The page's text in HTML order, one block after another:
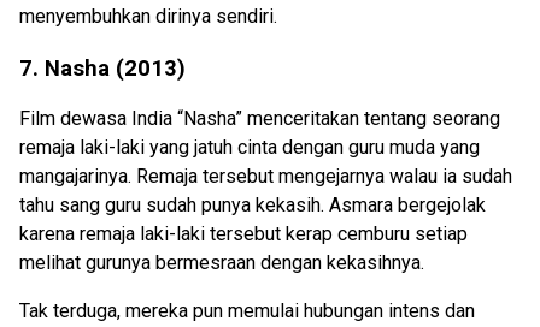
menyembuhkan dirinya sendiri.
7. Nasha (2013)
Film dewasa India “Nasha” menceritakan tentang seorang
remaja laki-laki yang jatuh cinta dengan guru muda yang
mangajarinya. Remaja tersebut mengejarnya walau ia sudah
tahu sang guru sudah punya kekasih. Asmara bergejolak
karena remaja laki-laki tersebut kerap cemburu setiap
melihat gurunya bermesraan dengan kekasihnya.
Tak terduga, mereka pun memulai hubungan intens dan